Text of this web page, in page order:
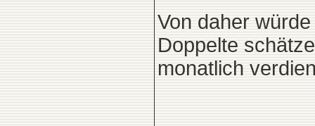
Von daher
Doppelte
monatlich